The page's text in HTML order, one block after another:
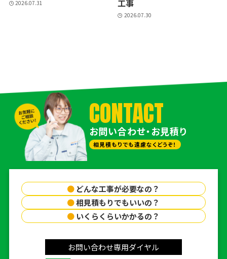
2026.07.31
工事
2026.07.30
CONTACT
お問い合わせ・お見積り
相見積もりでも遠慮なくどうぞ！
● どんな工事が必要なの？
●相見積もりでもいいの？
● いくらくらいかかるの？
お問い合わせ専用ダイヤル